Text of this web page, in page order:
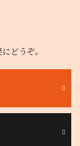
どうぞ。